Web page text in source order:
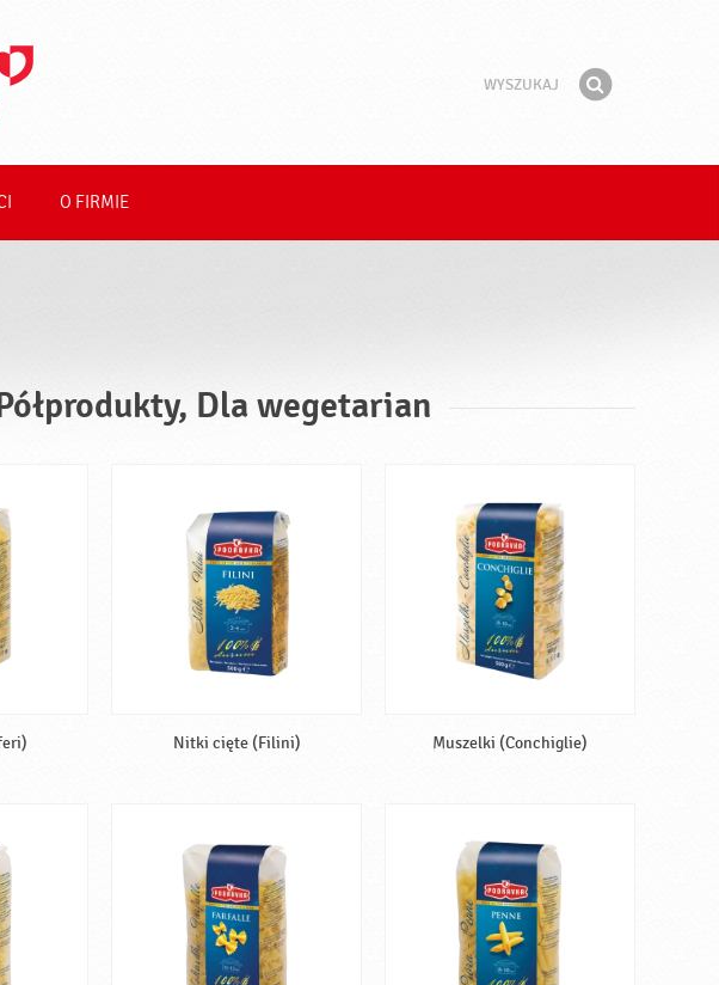
O FIRMIE
Dla wegetarian
Nitki cięte (Filini) Muszelki (Conchiglie)